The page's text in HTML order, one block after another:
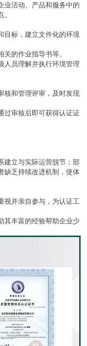
业活动、产品和服务中的
目标，建立文件化的环境
的作业指导书等。
人员理解并执行环境管理
核和管理评审，及时发现
过审核后即可获得认证证
建立与实际运营脱节；部
缺乏持续改进机制，使体
视并亲自参与，为认证工
其丰富的经验帮助企业少